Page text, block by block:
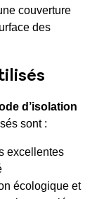
couverture
des
d’isolation
sont :
excellentes
écologique et